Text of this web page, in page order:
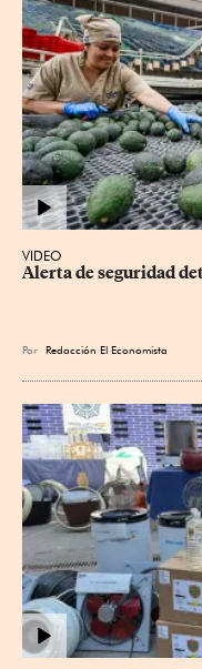
VIDEO
Alerta de seguridad
Por Redacción El Economista